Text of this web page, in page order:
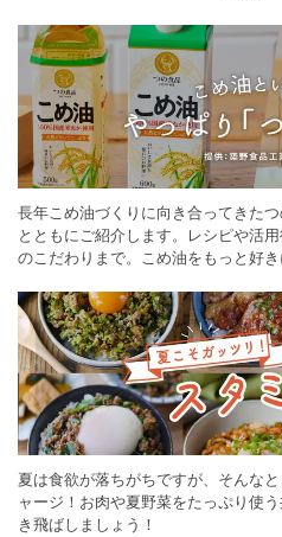
長年こめ油づくりに向き合ってきた
とともにご紹介します。レシピや活
のこだわりまで。こめ油をもっと好
夏は食欲が落ちがちですが、そんな
ャージ！お肉や夏野菜をたっぷり使
き飛ばしましょう！